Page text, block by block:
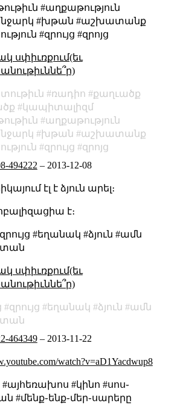
#աղքաթություն
#խթան #աշխատանք
#զրույց #զրոյց
սփիւռքում(եւ
ռադիո
քաղւածք
կապիտալիզմ
աղքաթություն
խթան
աշխատանք
զրույց
զրոյց
494222 – 2013-12-08
էլ է ձյուն արել։
է։
#եղանակ #ձյուն #ամն
սփիւռքում(եւ
զրույց եղանակ ձյուն
ամն
464349– 2013-11-22
watch?v=aD1Yacdwup8
#կինո #սոս֊
#մենք֊ենք֊մեր֊սարերը